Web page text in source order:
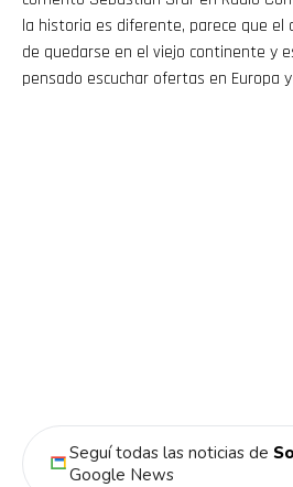
la historia es diferente, parece que el
de quedarse en el viejo continente y
pensado escuchar ofertas en Europa
Seguí todas las noticias de
Google News